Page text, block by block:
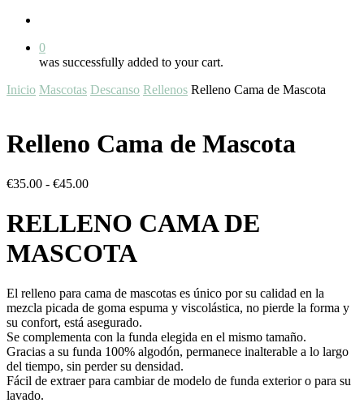
0
was successfully added to your cart.
Inicio Mascotas Descanso Rellenos Relleno Cama de Mascota
Relleno Cama de Mascota
€35.00 - €45.00Rango
precios:
desde
hasta
RELLENO CAMA DE
MASCOTA
El relleno para cama de mascotas es único por su calidad en la
mezcla picada de goma espuma y viscolástica, no pierde la forma y
su confort, está asegurado.
Se complementa con la funda elegida en el mismo tamaño.
Gracias a su funda 100% algodón, permanece inalterable a lo largo
del tiempo, sin perder su densidad.
Fácil de extraer para cambiar de modelo de funda exterior o para su
lavado.